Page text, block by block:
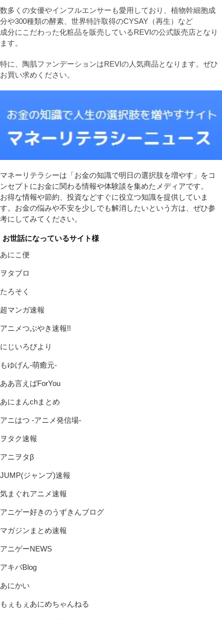
数多くの女優やインフルエンサーも愛用しており、植物幹細胞成
分や300種類の酵素、世界特許取得のCYSAY（再生）など
成分にこだわった化粧品を販売しているREVIの公式販売店となり
ます。
特に、陶肌ファンデーションはREVIの人気商品となります。ぜひ
お買い求めください。
マネーリテラシーは「お金の知識で明日の選択肢を増やす」をコ
ンセプトにお金に関わる情報や体験談を集めたメディアです。
お得な情報や節約、投資などすぐに役立つ知識を提供していま
す。お金の悩みや不安を少しでも解消したいという方は、ぜひ参
考にしてみてください。
お世話になっているサイト様
あにこ便
ヲタブロ
たろそく
超マンガ速報
アニメつぶやき速報!!
にじいろびより
もゆげん-萌癒元-
ああ言えばForYou
あにまんchまとめ
アニはつ -アニメ発信場-
ヲタク速報
アニヲタβ
JUMP(ジャンプ)速報
気まぐれアニメ速報
アニゲー好きのうずきんブログ
マガジンまとめ速報
アニゲーNEWS
アキバBlog
あにかい
もぇもぇあにめちゃんねる